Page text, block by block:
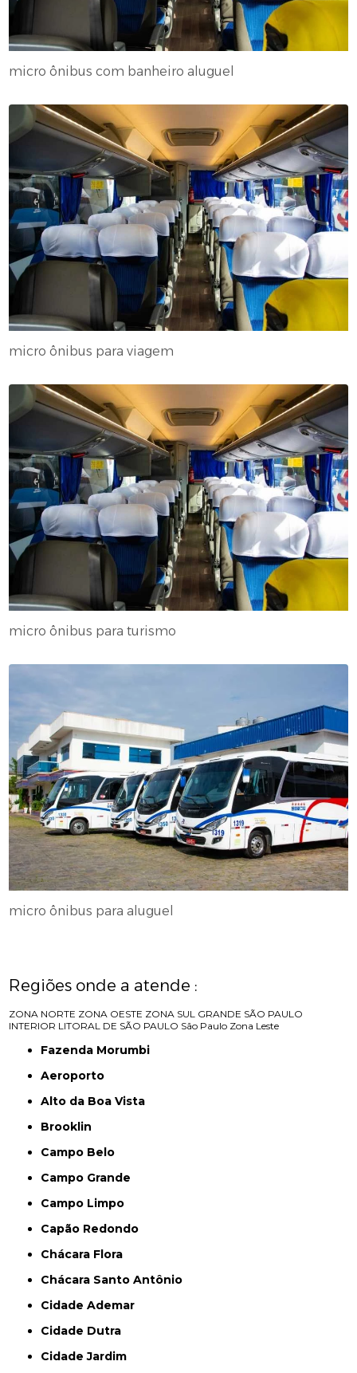
micro ônibus com banheiro aluguel
micro ônibus para viagem
micro ônibus para turismo
micro ônibus para aluguel
Regiões onde a atende :
ZONA NORTE ZONA OESTE ZONA SUL GRANDE SÃO PAULO
INTERIOR LITORAL DE SÃO PAULO São Paulo Zona Leste
Fazenda Morumbi
Aeroporto
Alto da Boa Vista
Brooklin
Campo Belo
Campo Grande
Campo Limpo
Capão Redondo
Chácara Flora
Chácara Santo Antônio
Cidade Ademar
Cidade Dutra
Cidade Jardim